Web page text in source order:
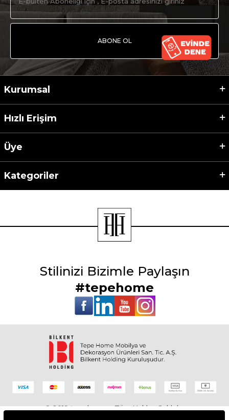
ABONE OL
Kurumsal
Hızlı Erişim
Üye
Kategoriler
Stilinizi Bizimle Paylaşın
#tepehome
© 2019 tepehome - Tüm Hakları Saklıdır.